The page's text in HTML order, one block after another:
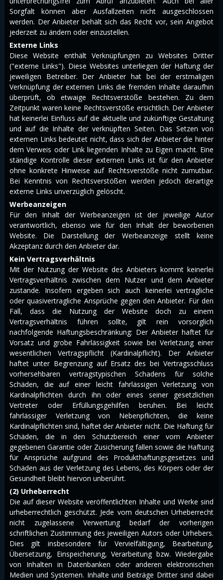
Sorgfalt können aber Ausfallzeiten nicht ausgeschlossen
werden. Der Anbieter behält sich das Recht vor, sein Angebot
jederzeit zu ändern oder einzustellen.
Externe Links
Diese Website enthält Verknüpfungen zu Websites Dritter
("externe Links"). Diese Websites unterliegen der Haftung der
jeweiligen Betreiber. Der Anbieter hat bei der erstmaligen
Verknüpfung der externen Links die fremden Inhalte daraufhin
überprüft, ob etwaige Rechtsverstöße bestehen. Zu dem
Zeitpunkt waren keine Rechtsverstöße ersichtlich. Der Anbieter
hat keinerlei Einfluss auf die aktuelle und zukünftige Gestaltung
und auf die Inhalte der verknüpften Seiten. Das Setzen von
externen Links bedeutet nicht, dass sich der Anbieter die hinter
dem Verweis oder Link liegenden Inhalte zu Eigen macht. Eine
ständige Kontrolle dieser externen Links ist für den Anbieter
ohne konkrete Hinweise auf Rechtsverstöße nicht zumutbar.
Bei Kenntnis von Rechtsverstößen werden jedoch derartige
externe Links unverzüglich gelöscht.
Werbeanzeigen
Für den Inhalt der Werbeanzeigen ist der jeweilige Autor
verantwortlich, ebenso wie für den Inhalt der beworbenen
Website. Die Darstellung der Werbeanzeige stellt keine
Akzeptanz durch den Anbieter dar.
Kein Vertragsverhältnis
Mit der Nutzung der Website des Anbieters kommt keinerlei
Vertragsverhältnis zwischen dem Nutzer und dem Anbieter
zustande. Insofern ergeben sich auch keinerlei vertragliche
oder quasivertragliche Ansprüche gegen den Anbieter. Für den
Fall, dass die Nutzung der Website doch zu einem
Vertragsverhältnis führen sollte, gilt rein vorsorglich
nachfolgende Haftungsbeschränkung: Der Anbieter haftet für
Vorsatz und grobe Fahrlässigkeit sowie bei Verletzung einer
wesentlichen Vertragspflicht (Kardinalpflicht). Der Anbieter
haftet unter Begrenzung auf Ersatz des bei Vertragsschluss
vorhersehbaren vertragstypischen Schadens für solche
Schäden, die auf einer leicht fahrlässigen Verletzung von
Kardinalpflichten durch ihn oder eines seiner gesetzlichen
Vertreter oder Erfüllungsgehilfen beruhen. Bei leicht
fahrlässiger Verletzung von Nebenpflichten, die keine
Kardinalpflichten sind, haftet der Anbieter nicht. Die Haftung für
Schäden, die in den Schutzbereich einer vom Anbieter
gegebenen Garantie oder Zusicherung fallen sowie die Haftung
für Ansprüche aufgrund des Produkthaftungsgesetzes und
Schäden aus der Verletzung des Lebens, des Körpers oder der
Gesundheit bleibt hiervon unberührt.
(2) Urheberrecht
Die auf dieser Website veröffentlichten Inhalte und Werke sind
urheberrechtlich geschützt. Jede vom deutschen Urheberrecht
nicht zugelassene Verwertung bedarf der vorherigen
schriftlichen Zustimmung des jeweiligen Autors oder Urhebers.
Dies gilt insbesondere für Vervielfältigung, Bearbeitung,
Übersetzung, Einspeicherung, Verarbeitung bzw. Wiedergabe
von Inhalten in Datenbanken oder anderen elektronischen
Medien und Systemen. Inhalte und Beiträge Dritter sind dabei